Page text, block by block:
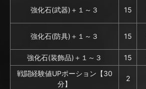
強化石(武器)＋１～３ 15
強化石(防具)＋１～３ 15
強化石(装飾品)＋１～３
15
戦闘経験値UPポーション【30
分】
2